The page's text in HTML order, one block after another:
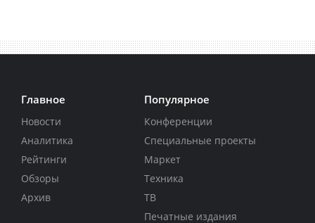
Главное
Новости
Аналитика
Рейтинги
Обзоры
Архив
Популярное
Конференции
Специальные проекты
Маркет
Техника
ТВ
Печатные издания